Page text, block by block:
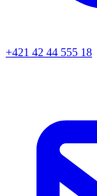
+421 42 44 555 18